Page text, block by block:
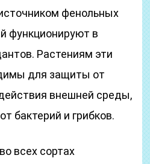
фенольных
функционируют в
Растениям эти
для защиты от
внешней среды,
бактерий и грибков.
всех сортах